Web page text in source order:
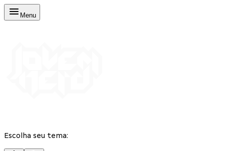
Menu
Escolha seu tema: